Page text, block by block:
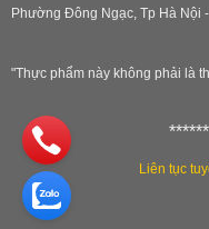
Phường Đông Ngạc, Tp Hà Nội
"Thực phẩm này không phải là
Liên tục